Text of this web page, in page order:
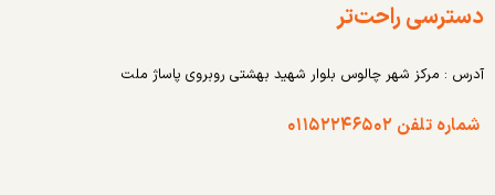
دسترسی راحت‌تر
آدرس : مرکز شهر چالوس بلوار شهید بهشتی روبروی پاساژ ملت
شماره تلفن ۰۱۱۵۲۲۴۶۵۰۲